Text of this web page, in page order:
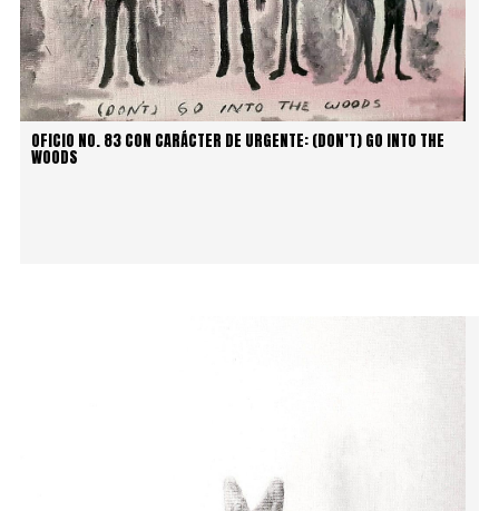
OFICIO NO. 83 CON CARÁCTER DE URGENTE: (DON’T) GO INTO THE
WOODS